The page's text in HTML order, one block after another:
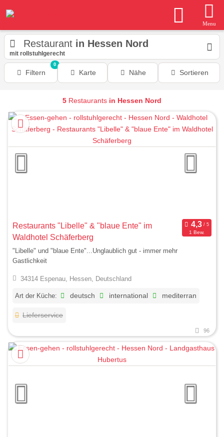
Menu
Restaurant in Hessen Nord
mit rollstuhlgerecht
Filtern
0
Karte Nähe Sortieren
5 Restaurants in Hessen Nord
Restaurants "Libelle" & "blaue Ente" im
Waldhotel Schäferberg
1 Bew.
"Libelle" und "blaue Ente"...Unglaublich gut - immer mehr
Gastlichkeit
34314 Espenau, Hessen, Deutschland
Art der Küche: deutsch international mediterran
Lieferservice
96